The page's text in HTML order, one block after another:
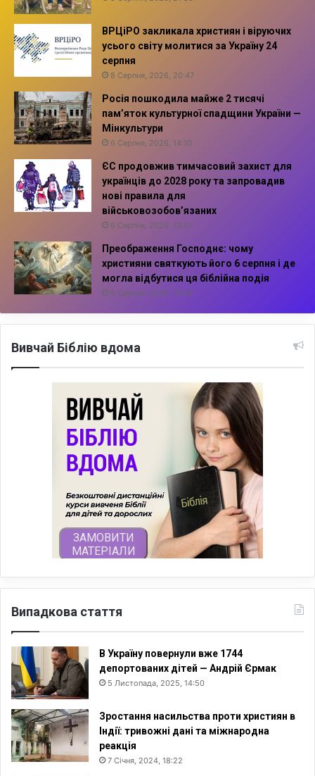
ВРЦіРО закликала християн і віруючих
усього світу молитися за Україну 24
серпня
8 Серпня, 2026, 20:47
Росія пошкодила майже 2 тисячі
пам’яток культурної спадщини України —
Мінкультури
6 Серпня, 2026, 14:10
ЄС продовжив тимчасовий захист для
українців до 2028 року та запровадив
нові правила для
військовозобов’язаних
6 Серпня, 2026, 13:57
Преображення Господнє: чому
християни святкують його 6 серпня і де
могла відбутися ця біблійна подія
6 Серпня, 2026, 13:42
Вивчай Біблію вдома
Випадкова стаття
В Україну повернули вже 1744
депортованих дітей — Андрій Єрмак
5 Листопада, 2025, 14:50
Зростання насильства проти християн в
Індії: тривожні дані та міжнародна
реакція
7 Січня, 2024, 18:22